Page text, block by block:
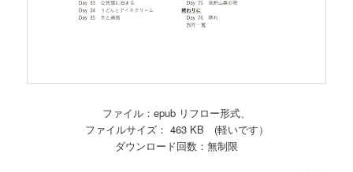
ファイル：epub リフロー形式、
ファイルサイズ： 463 KB (軽いです）
ダウンロード回数：無制限